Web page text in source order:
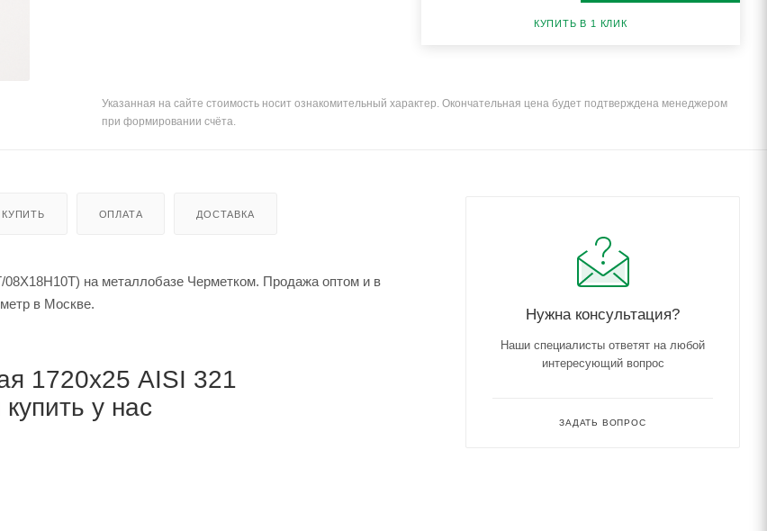
КУПИТЬ В 1 КЛИК
Указанная на сайте стоимость носит ознакомительный характер. Окончательная цена будет подтверждена менеджером
при формировании счёта.
КУПИТЬ ОПЛАТА ДОСТАВКА
на металлобазе Черметком. Продажа оптом и в
875 рублей за метр в Москве.
1720х25 AISI 321
у нас
Нужна консультация?
Наши специалисты ответят на любой
интересующий вопрос
ЗАДАТЬ ВОПРОС